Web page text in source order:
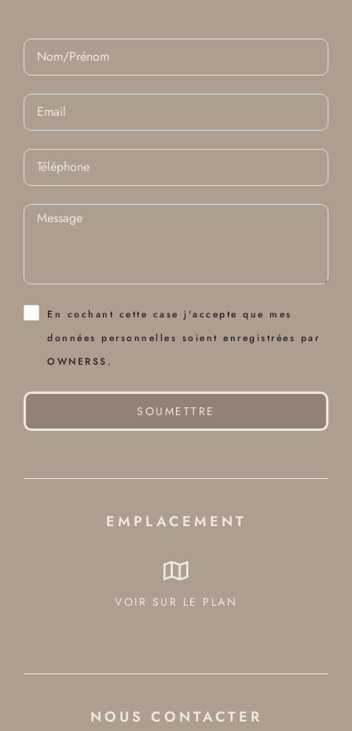
En cochant cette case j'accepte que mes
données personnelles soient enregistrées par
OWNERSS.
SOUMETTRE
EMPLACEMENT
VOIR SUR LE PLAN
NOUS CONTACTER